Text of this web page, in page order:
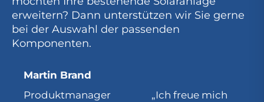
erweitern? Dann unterstützen wir Sie gerne
bei der Auswahl der passenden
Komponenten.
Martin Brand
Produktmanager
„Ich freue mich